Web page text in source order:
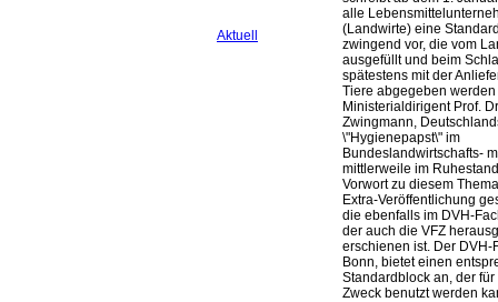
Aktuell
alle
(Landwirte) eine
zwingend vor, die vom
ausgefüllt und beim
spätestens mit der
Tiere abgegeben werden
Ministerialdirigent Prof.
Zwingmann,
\"Hygienepapst\" im
Bundeslandwirtschafts-
mittlerweile im
Vorwort zu diesem
Extra-Veröffentlichung
die ebenfalls im DVH-
der auch die VFZ
erschienen ist. Der DVH-
Bonn, bietet einen
Standardblock an, der
Zweck benutzt werden